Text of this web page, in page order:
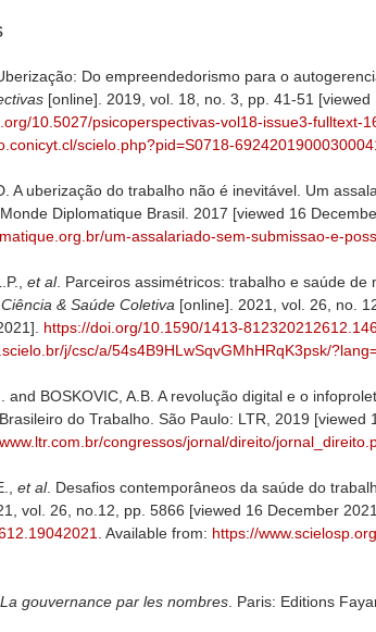
Do empreendedorismo para o
[online]. 2019, vol. 18, no. 3, pp. 41-51 [viewed
10.5027/psicoperspectivas-vol18-issue3-fulltext-
scielo.php?pid=S0718-
A uberização do trabalho não é inevitável. Um
Diplomatique Brasil. 2017 [viewed 16
um-assalariado-sem-submissao-e-
et al. Parceiros assimétricos: trabalho e saúde de
Ciência & Saúde Coletiva [online]. 2021, vol. 26, no.
https://doi.org/10.1590/1413-
j/csc/a/54s4B9HLwSqvGMhHRqK3psk/
and BOSKOVIC, A.B. A revolução digital e o
do Trabalho. São Paulo: LTR, 2019 [viewed
congressos/jornal/direito/
et al. Desafios contemporâneos da saúde do
vol. 26, no.12, pp. 5866 [viewed 16 December
. Available from: https://
La gouvernance par les nombres . Paris: Editions